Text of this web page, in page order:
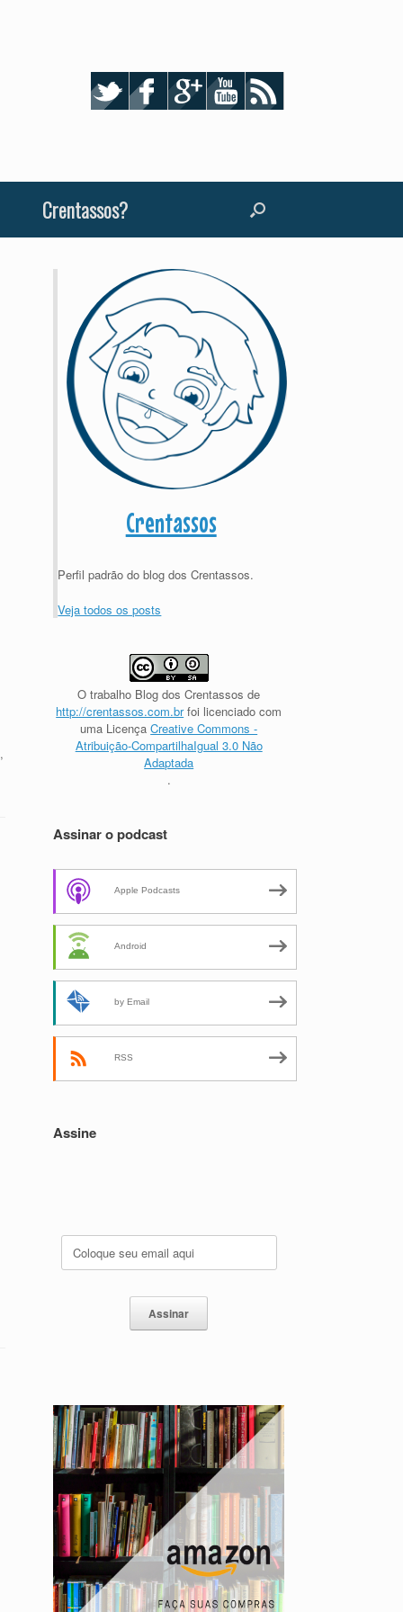
Crentassos?
Crentassos
Perfil padrão do blog dos Crentassos.
Veja todos os posts
O trabalho Blog dos Crentassos de
http://crentassos.com.brfoi licenciado com
uma LicençaCreative Commons -
Atribuição-CompartilhaIgual 3.0 Não
Adaptada
.
Assinar o podcast
Apple Podcasts
Android
by Email
RSS
Assine